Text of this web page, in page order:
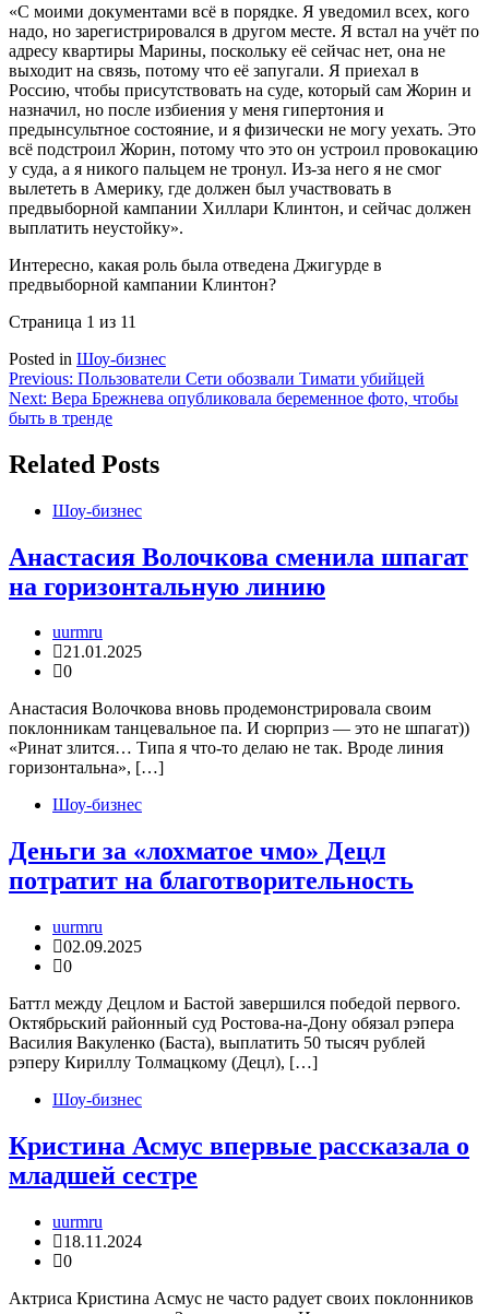
«С моими документами всё в порядке. Я уведомил всех, кого
надо, но зарегистрировался в другом месте. Я встал на учёт по
адресу квартиры Марины, поскольку её сейчас нет, она не
выходит на связь, потому что её запугали. Я приехал в
Россию, чтобы присутствовать на суде, который сам Жорин и
назначил, но после избиения у меня гипертония и
предынсультное состояние, и я физически не могу уехать. Это
всё подстроил Жорин, потому что это он устроил провокацию
у суда, а я никого пальцем не тронул. Из-за него я не смог
вылететь в Америку, где должен был участвовать в
предвыборной кампании Хиллари Клинтон, и сейчас должен
выплатить неустойку».
Интересно, какая роль была отведена Джигурде в
предвыборной кампании Клинтон?
Страница 1 из 11
Posted in Шоу-бизнес
Навигация
по
Previous: Пользователи Сети обозвали Тимати убийцей
Next: Вера Брежнева опубликовала беременное фото, чтобы
быть в тренде
Related Posts
Шоу-бизнес
Анастасия Волочкова сменила шпагат
на горизонтальную линию
uurmru
21.01.2025
0
Анастасия Волочкова вновь продемонстрировала своим
поклонникам танцевальное па. И сюрприз — это не шпагат))
«Ринат злится… Типа я что-то делаю не так. Вроде линия
горизонтальна», […]
Шоу-бизнес
Деньги за «лохматое чмо» Децл
потратит на благотворительность
uurmru
02.09.2025
0
Баттл между Децлом и Бастой завершился победой первого.
Октябрьский районный суд Ростова-на-Дону обязал рэпера
Василия Вакуленко (Баста), выплатить 50 тысяч рублей
рэперу Кириллу Толмацкому (Децл), […]
Шоу-бизнес
Кристина Асмус впервые рассказала о
младшей сестре
uurmru
18.11.2024
0
Актриса Кристина Асмус не часто радует своих поклонников